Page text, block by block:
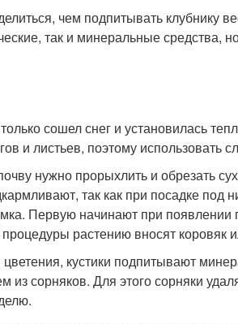
чем подпитывать клубнику
так и минеральные средства,
сошел снег и установилась
и листьев, поэтому использовать
нужно прорыхлить и обрезать
так как при посадке под
Первую начинают при появлении
растению вносят коровяк
кустики подпитывают
из сорняков. Для этого сорняки